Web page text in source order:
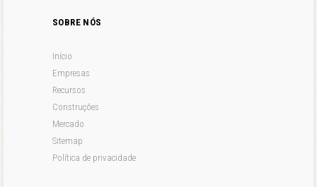
SOBRE NÓS
Início
Empresas
Recursos
Construções
Mercado
Sitemap
Política de privacidade